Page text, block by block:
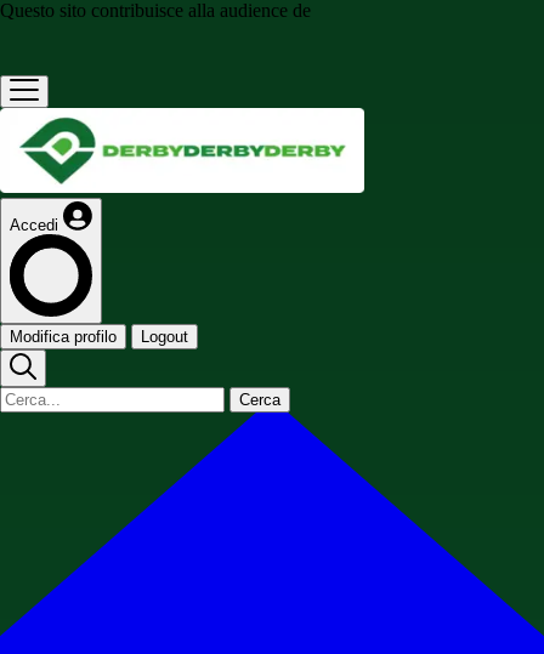
Questo sito contribuisce alla audience de
Accedi
Modifica profilo Logout
Cerca